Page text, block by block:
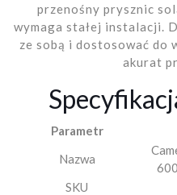
przenośny prysznic
wymaga stałej instalacji.
ze sobą i dostosować do
akurat
Parametr
Nazwa
SKU